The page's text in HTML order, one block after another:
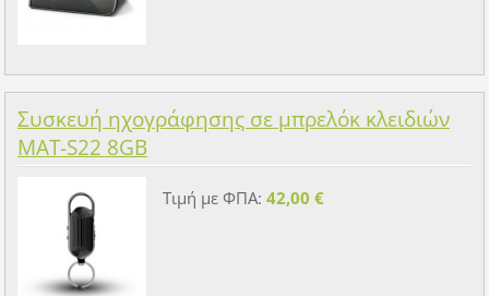
Συσκευή ηχογράφησης σε μπρελόκ κλειδιών
MAT-S22 8GB
Τιμή με ΦΠΑ: 42,00 €